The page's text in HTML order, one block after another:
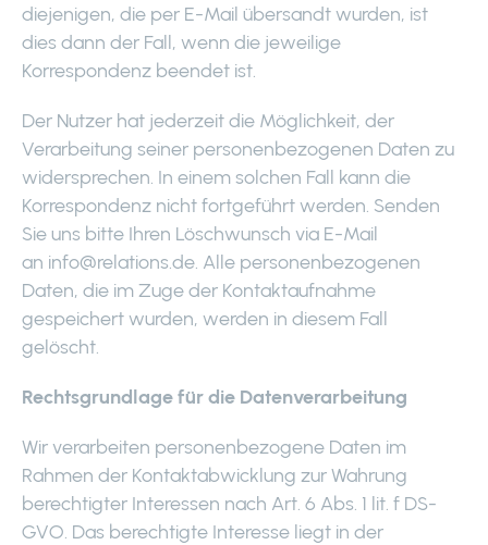
diejenigen, die per E-Mail übersandt wurden, ist
dies dann der Fall, wenn die jeweilige
Korrespondenz beendet ist.
Der Nutzer hat jederzeit die Möglichkeit, der
Verarbeitung seiner personenbezogenen Daten zu
widersprechen. In einem solchen Fall kann die
Korrespondenz nicht fortgeführt werden. Senden
Sie uns bitte Ihren Löschwunsch via E-Mail
an info@relations.de. Alle personenbezogenen
Daten, die im Zuge der Kontaktaufnahme
gespeichert wurden, werden in diesem Fall
gelöscht.
Rechtsgrundlage für die Datenverarbeitung
Wir verarbeiten personenbezogene Daten im
Rahmen der Kontaktabwicklung zur Wahrung
berechtigter Interessen nach Art. 6 Abs. 1 lit. f DS-
GVO. Das berechtigte Interesse liegt in der